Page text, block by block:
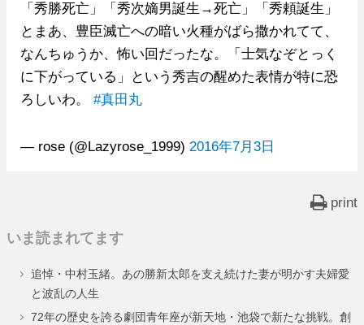
「秀勝死亡」「秀次嫡男誕生→死亡」「秀頼誕生」
とまあ、豊臣滅亡への暗い火種がばら撒かれてて、
なんちゅうか、怖い回だったな。「士気なぞとっく
に下がっている」という秀吉の醒めた表情が特に恐
ろしいわ。 #真田丸
— rose (@Lazyrose_1999) 2016年7月3日
print
いま読まれてます
追悼・中村玉緒。あの勝新太郎を支え続けた妻が明かす夫婦愛
と波乱の人生
72年の歴史を誇る劇団青年座が新天地・池袋で新たな挑戦。創